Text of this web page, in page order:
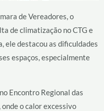
de Vereadores, o
de climatização no CTG e
ele destacou as dificuldades
espaços, especialmente
Encontro Regional das
o calor excessivo